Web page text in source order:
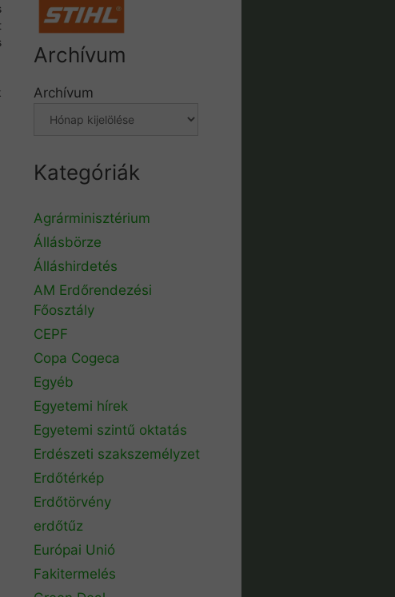
Archívum
Archívum
Kategóriák
Agrárminisztérium
Állásbörze
Álláshirdetés
AM Erdőrendezési
Főosztály
CEPF
Copa Cogeca
Egyéb
Egyetemi hírek
Egyetemi szintű oktatás
Erdészeti szakszemélyzet
Erdőtérkép
Erdőtörvény
erdőtűz
Európai Unió
Fakitermelés